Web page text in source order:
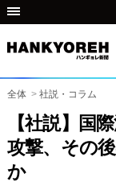
他
国
の
サ
イ
ト
全体 > 社説・コラム
【社説】国
攻撃、その
か